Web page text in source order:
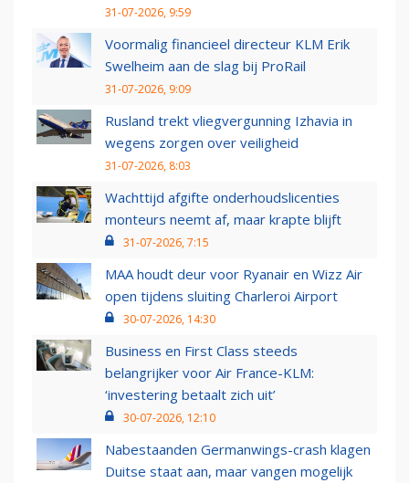
31-07-2026, 9:59
Voormalig financieel directeur KLM Erik
Swelheim aan de slag bij ProRail
31-07-2026, 9:09
Rusland trekt vliegvergunning Izhavia in
wegens zorgen over veiligheid
31-07-2026, 8:03
Wachttijd afgifte onderhoudslicenties
monteurs neemt af, maar krapte blijft
31-07-2026, 7:15
MAA houdt deur voor Ryanair en Wizz Air
open tijdens sluiting Charleroi Airport
30-07-2026, 14:30
Business en First Class steeds
belangrijker voor Air France-KLM:
‘investering betaalt zich uit’
30-07-2026, 12:10
Nabestaanden Germanwings-crash klagen
Duitse staat aan, maar vangen mogelijk